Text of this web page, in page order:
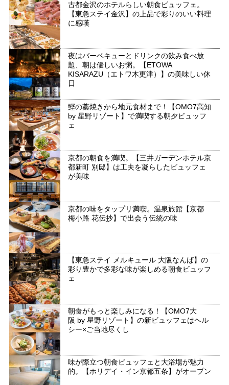
古都金沢のホテルらしい朝食ビュッフェ。
【東急ステイ金沢】の上品で彩りのいい料理
に感嘆
夜はバーベキューとドリンクの飲み食べ放
題、朝は優しいお粥。【ETOWA
KISARAZU（エトワ木更津）】の美味しい休
日
鰹の藁焼きから地元食材まで！【OMO7高知
by 星野リゾート】で満喫する朝夕ビュッフ
ェ
京都の朝食を満喫。【三井ガーデンホテル京
都新町 別邸】は工夫を凝らしたビュッフェ
が美味
京都の味をタップリ満喫。温泉旅館【京都
梅小路 花伝抄】で出会う伝統の味
【東急ステイ メルキュール 大阪なんば】の
彩り豊かで多彩な味が楽しめる朝食ビュッフ
ェ
朝食がもっと楽しみになる！【OMO7大
阪 by 星野リゾート】の新ビュッフェはヘル
シー×ご当地尽くし
味が際立つ朝食ビュッフェと大浴場が魅力
的。【ホリデイ・イン京都五条】がオープン